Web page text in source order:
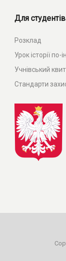
Для студентів
Розклад
Урок історії по-
Учнівський
Стандарти